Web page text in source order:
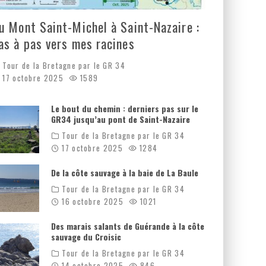
Mont Saint-Michel à Saint-Nazaire :
à pas vers mes racines
Tour de la Bretagne par le GR 34
17 octobre 2025
1589
Le bout du chemin : derniers pas sur le
GR34 jusqu’au pont de Saint-Nazaire
Tour de la Bretagne par le GR 34
17 octobre 2025
1284
De la côte sauvage à la baie de La Baule
Tour de la Bretagne par le GR 34
16 octobre 2025
1021
Des marais salants de Guérande à la côte
sauvage du Croisic
Tour de la Bretagne par le GR 34